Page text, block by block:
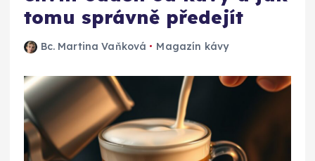
tomu správně předejít
Bc. Martina Vaňková Magazín kávy